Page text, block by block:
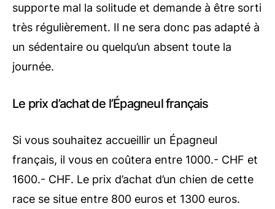
supporte mal la solitude et demande à être sorti
très régulièrement. Il ne sera donc pas adapté à
un sédentaire ou quelqu’un absent toute la
journée.
Le prix d’achat de l’Épagneul français
Si vous souhaitez accueillir un Épagneul
français, il vous en coûtera entre 1000.- CHF et
1600.- CHF. Le prix d’achat d’un chien de cette
race se situe entre 800 euros et 1300 euros.